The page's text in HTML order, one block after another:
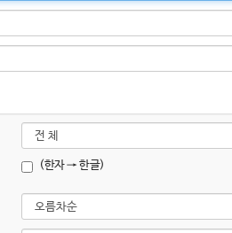
(한자 → 한글)